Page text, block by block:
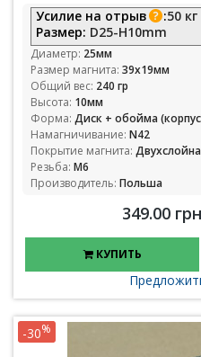
Усилие на отрыв :50 кг
Размер: D25-H10mm
Диаметр: 25мм
Размер магнита: 39х19мм
Общий вес: 240 гр
Высота: 10мм
Форма: Диск + обойма
Намагничивание: N42
Покрытие магнита:
Резьба: М6
Производитель: Польша
349.00 грн
КУПИТЬ
-30%